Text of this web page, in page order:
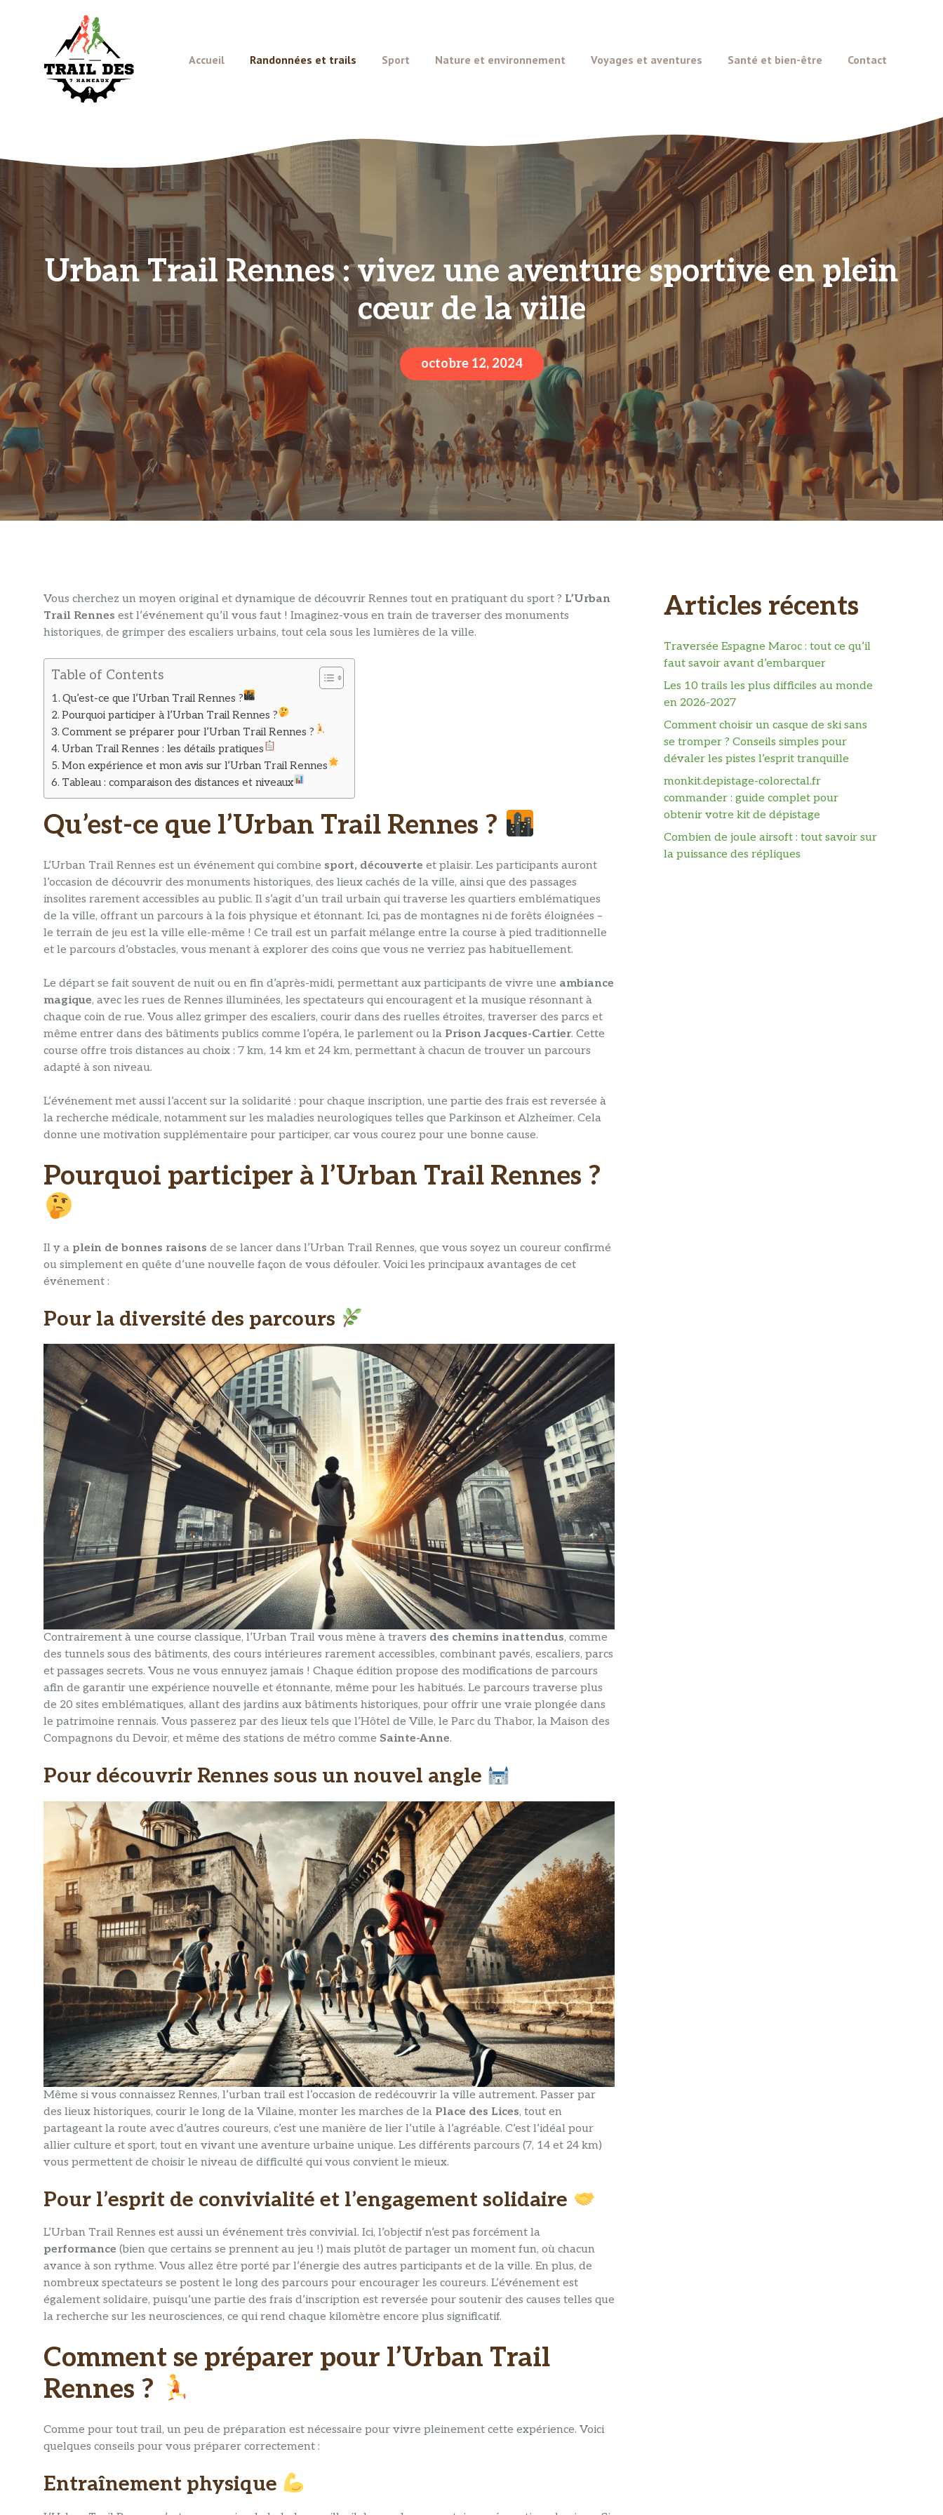
Accueil Randonnées et trails Sport Nature et environnement Voyages et aventures Santé et bien-être Contact
Urban Trail Rennes : vivez une aventure sportive en plein
cœur de la ville
octobre 12, 2024
Vous cherchez un moyen original et dynamique de découvrir Rennes tout en pratiquant du sport ? L’Urban
Trail Rennes est l’événement qu’il vous faut ! Imaginez-vous en train de traverser des monuments
historiques, de grimper des escaliers urbains, tout cela sous les lumières de la ville.
Table of Contents
Qu’est-ce que l’Urban Trail Rennes ?
Pourquoi participer à l’Urban Trail Rennes ?
Comment se préparer pour l’Urban Trail Rennes ?
Urban Trail Rennes : les détails pratiques
Mon expérience et mon avis sur l’Urban Trail Rennes
Tableau : comparaison des distances et niveaux
Qu’est-ce que l’Urban Trail Rennes ?
L’Urban Trail Rennes est un événement qui combine sport, découverte et plaisir. Les participants auront
l’occasion de découvrir des monuments historiques, des lieux cachés de la ville, ainsi que des passages
insolites rarement accessibles au public. Il s’agit d’un trail urbain qui traverse les quartiers emblématiques
de la ville, offrant un parcours à la fois physique et étonnant. Ici, pas de montagnes ni de forêts éloignées –
le terrain de jeu est la ville elle-même ! Ce trail est un parfait mélange entre la course à pied traditionnelle
et le parcours d’obstacles, vous menant à explorer des coins que vous ne verriez pas habituellement.
Le départ se fait souvent de nuit ou en fin d’après-midi, permettant aux participants de vivre une ambiance
magique, avec les rues de Rennes illuminées, les spectateurs qui encouragent et la musique résonnant à
chaque coin de rue. Vous allez grimper des escaliers, courir dans des ruelles étroites, traverser des parcs et
même entrer dans des bâtiments publics comme l’opéra, le parlement ou la Prison Jacques-Cartier. Cette
course offre trois distances au choix : 7 km, 14 km et 24 km, permettant à chacun de trouver un parcours
adapté à son niveau.
L’événement met aussi l’accent sur la solidarité : pour chaque inscription, une partie des frais est reversée à
la recherche médicale, notamment sur les maladies neurologiques telles que Parkinson et Alzheimer. Cela
donne une motivation supplémentaire pour participer, car vous courez pour une bonne cause.
Pourquoi participer à l’Urban Trail Rennes ?
Il y a plein de bonnes raisons de se lancer dans l’Urban Trail Rennes, que vous soyez un coureur confirmé
ou simplement en quête d’une nouvelle façon de vous défouler. Voici les principaux avantages de cet
événement :
Pour la diversité des parcours
Contrairement à une course classique, l’Urban Trail vous mène à travers des chemins inattendus, comme
des tunnels sous des bâtiments, des cours intérieures rarement accessibles, combinant pavés, escaliers, parcs
et passages secrets. Vous ne vous ennuyez jamais ! Chaque édition propose des modifications de parcours
afin de garantir une expérience nouvelle et étonnante, même pour les habitués. Le parcours traverse plus
de 20 sites emblématiques, allant des jardins aux bâtiments historiques, pour offrir une vraie plongée dans
le patrimoine rennais. Vous passerez par des lieux tels que l’Hôtel de Ville, le Parc du Thabor, la Maison des
Compagnons du Devoir, et même des stations de métro comme Sainte-Anne.
Pour découvrir Rennes sous un nouvel angle
Même si vous connaissez Rennes, l’urban trail est l’occasion de redécouvrir la ville autrement. Passer par
des lieux historiques, courir le long de la Vilaine, monter les marches de la Place des Lices, tout en
partageant la route avec d’autres coureurs, c’est une manière de lier l’utile à l’agréable. C’est l’idéal pour
allier culture et sport, tout en vivant une aventure urbaine unique. Les différents parcours (7, 14 et 24 km)
vous permettent de choisir le niveau de difficulté qui vous convient le mieux.
Pour l’esprit de convivialité et l’engagement solidaire
L’Urban Trail Rennes est aussi un événement très convivial. Ici, l’objectif n’est pas forcément la
performance (bien que certains se prennent au jeu !) mais plutôt de partager un moment fun, où chacun
avance à son rythme. Vous allez être porté par l’énergie des autres participants et de la ville. En plus, de
nombreux spectateurs se postent le long des parcours pour encourager les coureurs. L’événement est
également solidaire, puisqu’une partie des frais d’inscription est reversée pour soutenir des causes telles que
la recherche sur les neurosciences, ce qui rend chaque kilomètre encore plus significatif.
Comment se préparer pour l’Urban Trail
Rennes ?
Comme pour tout trail, un peu de préparation est nécessaire pour vivre pleinement cette expérience. Voici
quelques conseils pour vous préparer correctement :
Entraînement physique
Articles récents
Traversée Espagne Maroc : tout ce qu’il
faut savoir avant d’embarquer
Les 10 trails les plus difficiles au monde
en 2026-2027
Comment choisir un casque de ski sans
se tromper ? Conseils simples pour
dévaler les pistes l’esprit tranquille
monkit.depistage-colorectal.fr
commander : guide complet pour
obtenir votre kit de dépistage
Combien de joule airsoft : tout savoir sur
la puissance des répliques